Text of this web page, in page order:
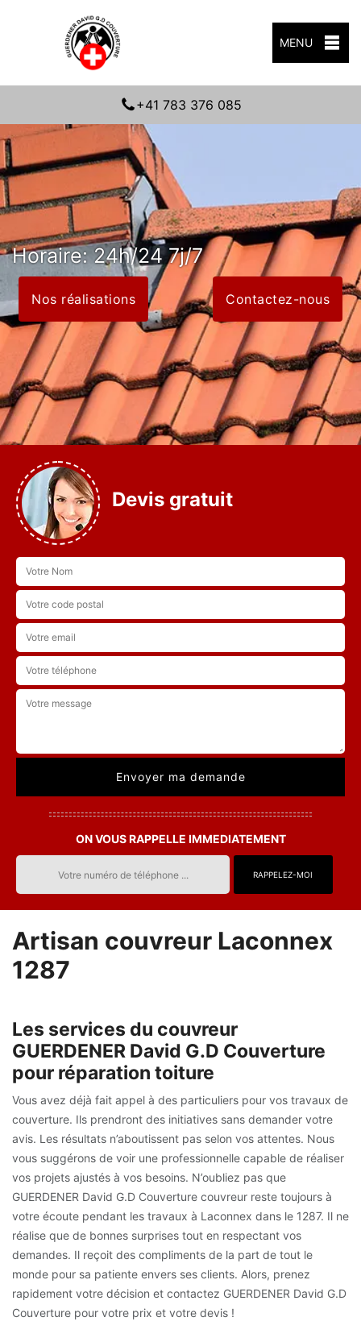
MENU
+41 783 376 085
Horaire: 24h/24 7j/7
Nos réalisations Contactez-nous
Devis gratuit
ON VOUS RAPPELLE IMMEDIATEMENT
Artisan couvreur Laconnex
1287
Les services du couvreur
GUERDENER David G.D Couverture
pour réparation toiture
Vous avez déjà fait appel à des particuliers pour vos travaux de
couverture. Ils prendront des initiatives sans demander votre
avis. Les résultats n’aboutissent pas selon vos attentes. Nous
vous suggérons de voir une professionnelle capable de réaliser
vos projets ajustés à vos besoins. N’oubliez pas que
GUERDENER David G.D Couverture couvreur reste toujours à
votre écoute pendant les travaux à Laconnex dans le 1287. Il ne
réalise que de bonnes surprises tout en respectant vos
demandes. Il reçoit des compliments de la part de tout le
monde pour sa patiente envers ses clients. Alors, prenez
rapidement votre décision et contactez GUERDENER David G.D
Couverture pour votre prix et votre devis !